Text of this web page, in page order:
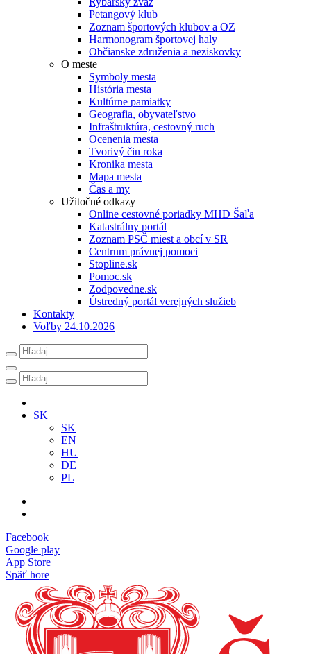
Petangový klub
Zoznam športových klubov a OZ
Harmonogram športovej haly
Občianske združenia a neziskovky
O meste
Symboly mesta
História mesta
Kultúrne pamiatky
Geografia, obyvateľstvo
Infraštruktúra, cestovný ruch
Ocenenia mesta
Tvorivý čin roka
Kronika mesta
Mapa mesta
Čas a my
Užitočné odkazy
Online cestovné poriadky MHD Šaľa
Katastrálny portál
Zoznam PSČ miest a obcí v SR
Centrum právnej pomoci
Stopline.sk
Pomoc.sk
Zodpovedne.sk
Ústredný portál verejných služieb
Kontakty
Voľby 24.10.2026
SK
SK
EN
HU
DE
PL
Facebook
Google play
App Store
Späť hore